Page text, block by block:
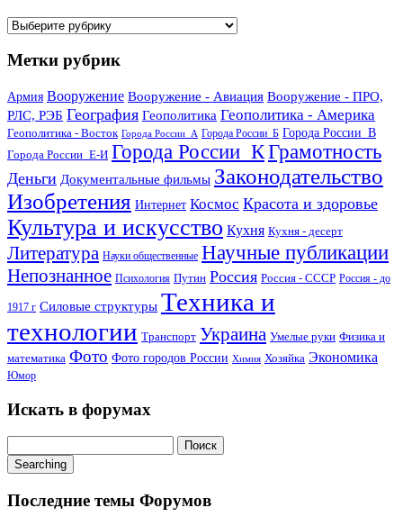
Количество
Метки рубрик
Армия Вооружение Вооружение - Авиация Вооружение - ПРО,
РЛС, РЭБ География Геополитика Геополитика - Америка
Геополитика - Восток Города России_А Города России_Б Города России_В
Города России_Е-И Города России_КГрамотность
Деньги Документальные фильмы Законодательство
Изобретения Интернет Космос Красота и здоровье
Культура и искусство Кухня Кухня - десерт
Литература Науки общественные Научные публикации
Непознанное Психология Путин Россия Россия - СССР Россия - до
1917 г Силовые структуры Техника и
технологии Транспорт Украина Умелые руки Физика и
математика Фото Фото городов России Химия Хозяйка Экономика
Юмор
Искать в форумах
Searching
Последние темы Форумов